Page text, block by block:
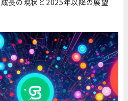
長の現状と2025年以降の展望